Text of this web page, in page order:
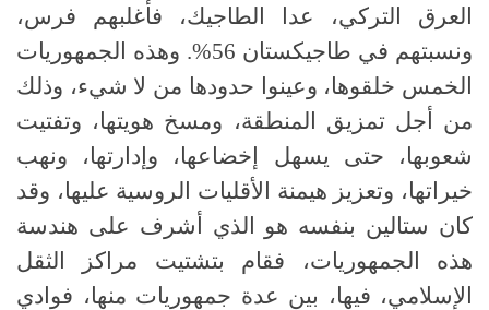
العرق التركي، عدا الطاجيك، فأغلبهم فرس،
ونسبتهم في طاجيكستان 56%. وهذه الجمهوريات
الخمس خلقوها، وعينوا حدودها من لا شيء، وذلك
من أجل تمزيق المنطقة، ومسخ هويتها، وتفتيت
شعوبها، حتى يسهل إخضاعها، وإدارتها، ونهب
خيراتها، وتعزيز هيمنة الأقليات الروسية عليها، وقد
كان ستالين بنفسه هو الذي أشرف على هندسة
هذه الجمهوريات، فقام بتشتيت مراكز الثقل
الإسلامي، فيها، بين عدة جمهوريات منها، فوادي